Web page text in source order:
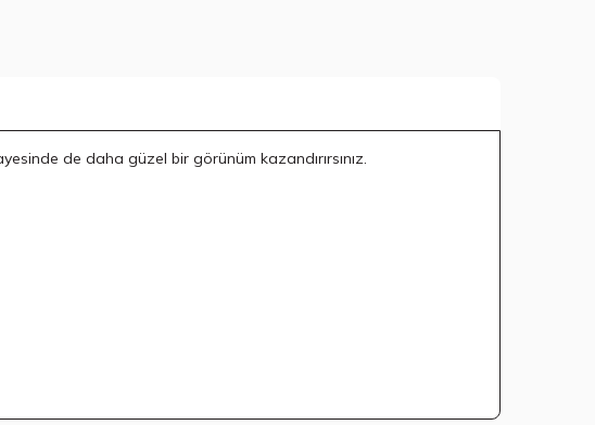
de daha güzel bir görünüm kazandırırsınız.